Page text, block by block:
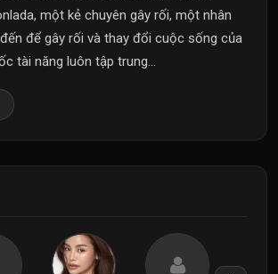
một kẻ chuyên gây rối, một nhân
để gây rối và thay đổi cuộc sống của
tài năng luôn tập trung...